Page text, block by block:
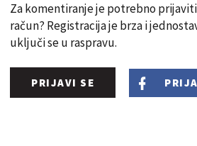
Za komentiranje je potrebno
račun? Registracija je brza i
uključi se u raspravu.
PRIJAVI SE